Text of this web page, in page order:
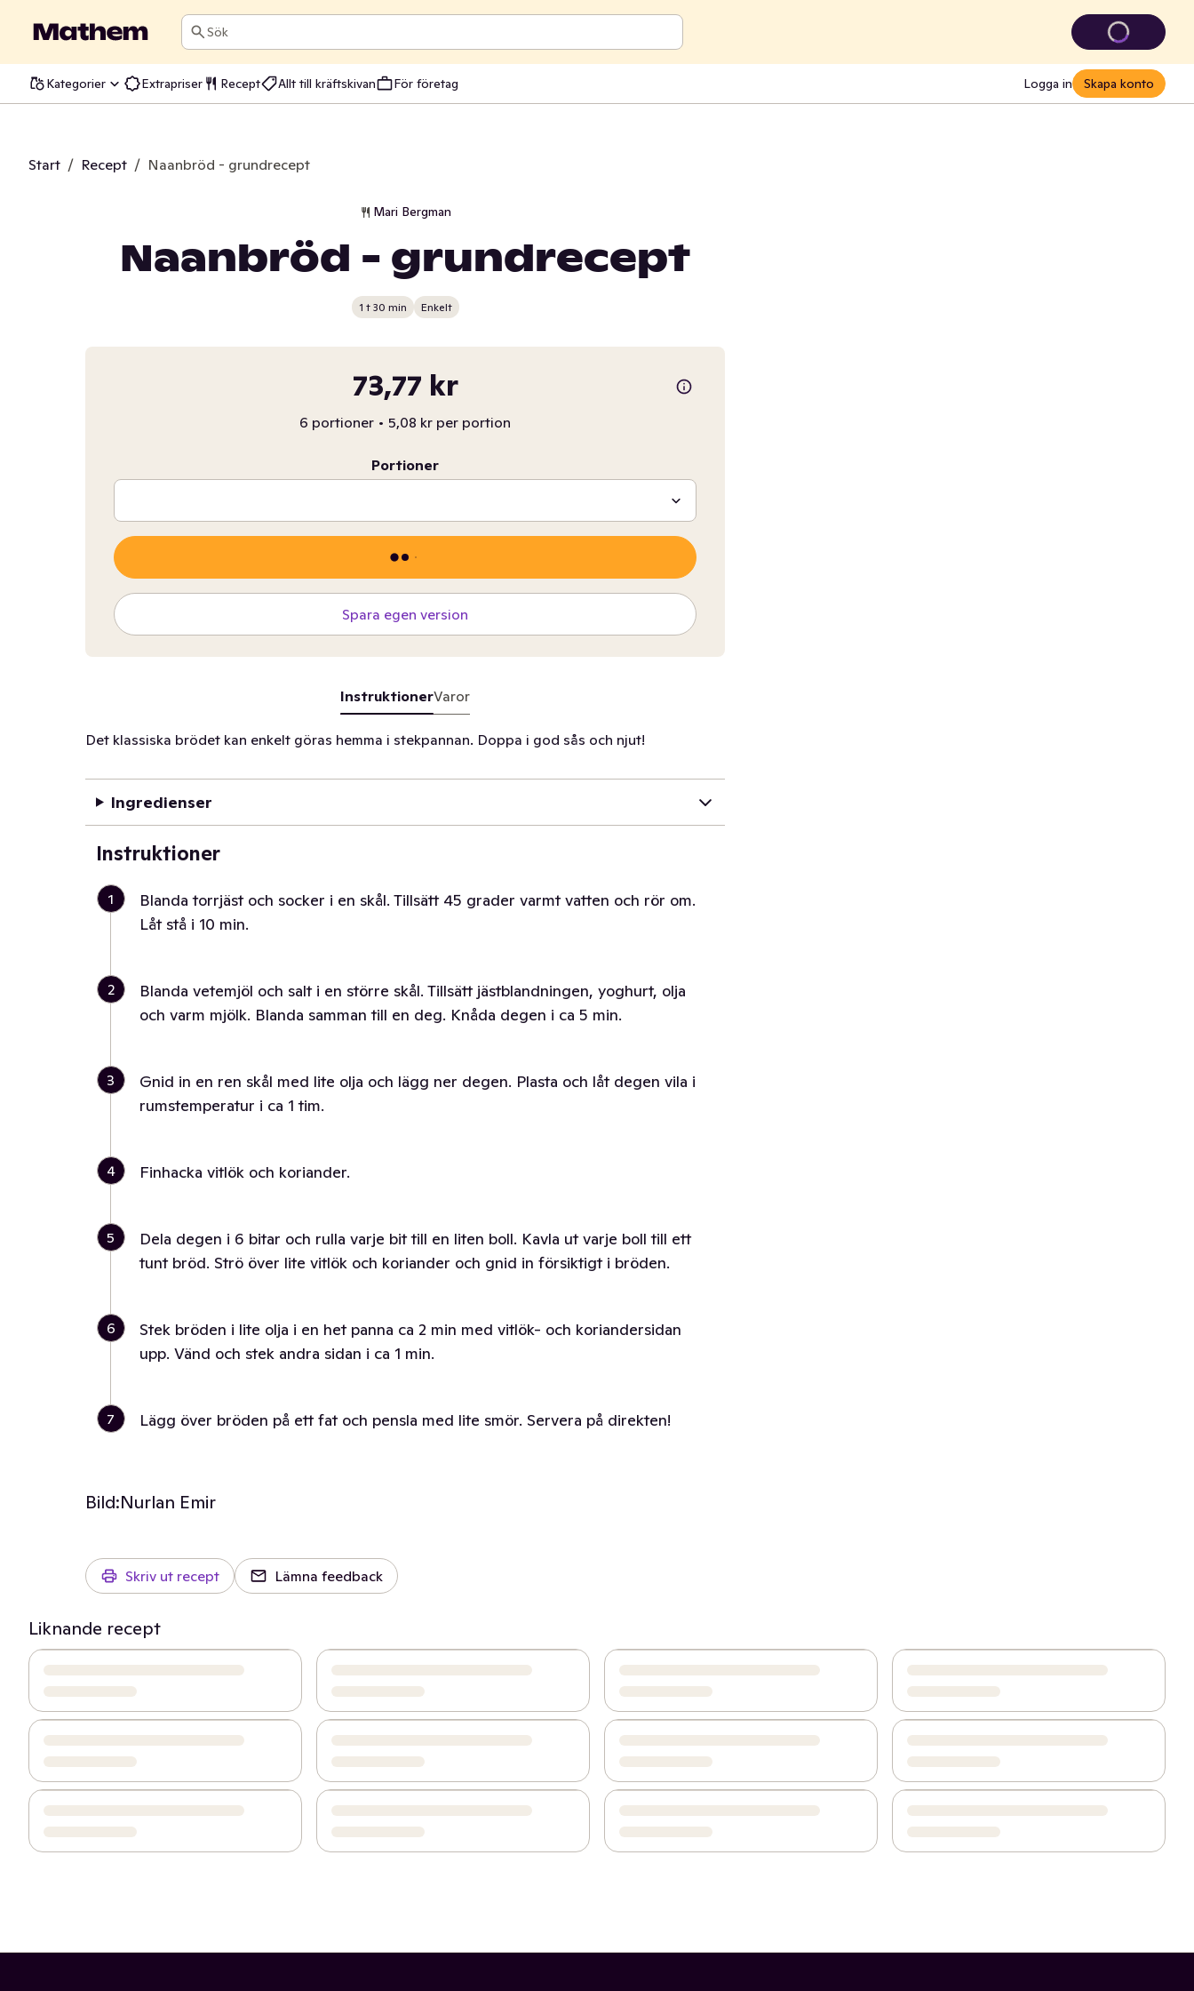
Sök
Kategorier Extrapriser Recept Allt till kräftskivan För företag Logga in Skapa konto
Start / Recept / Naanbröd - grundrecept
Mari Bergman
Naanbröd - grundrecept
1 t 30 min Enkelt
73,77 kr
6 portioner • 5,08 kr per portion
Portioner
Spara egen version
InstruktionerVaror
Det klassiska brödet kan enkelt göras hemma i stekpannan. Doppa i god sås och njut!
Ingredienser
Instruktioner
1
Blanda torrjäst och socker i en skål. Tillsätt 45 grader varmt vatten och rör om.
Låt stå i 10 min.
2
Blanda vetemjöl och salt i en större skål. Tillsätt jästblandningen, yoghurt, olja
och varm mjölk. Blanda samman till en deg. Knåda degen i ca 5 min.
3
Gnid in en ren skål med lite olja och lägg ner degen. Plasta och låt degen vila i
rumstemperatur i ca 1 tim.
4 Finhacka vitlök och koriander.
5
Dela degen i 6 bitar och rulla varje bit till en liten boll. Kavla ut varje boll till ett
tunt bröd. Strö över lite vitlök och koriander och gnid in försiktigt i bröden.
6
Stek bröden i lite olja i en het panna ca 2 min med vitlök- och koriandersidan
upp. Vänd och stek andra sidan i ca 1 min.
7 Lägg över bröden på ett fat och pensla med lite smör. Servera på direkten!
Bild:Nurlan Emir
Skriv ut recept Lämna feedback
Liknande recept